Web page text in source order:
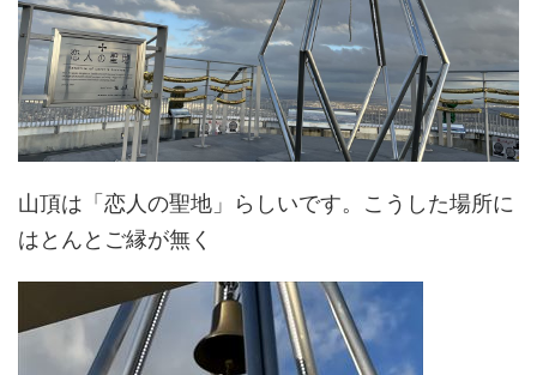
山頂は「恋人の聖地」らしいです。こうした場所に
はとんとご縁が無く